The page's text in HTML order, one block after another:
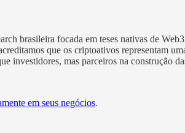
brasileira focada em teses nativas de
que os criptoativos representam
investidores, mas parceiros na construção
em seus negócios.